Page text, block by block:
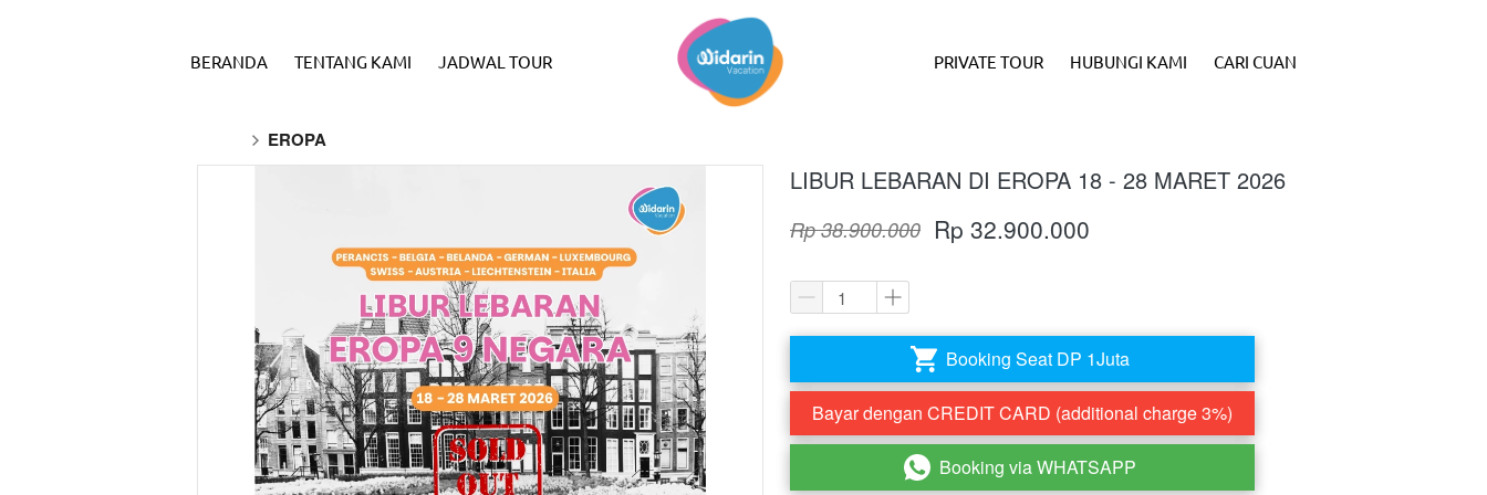
BERANDA TENTANG KAMI JADWAL TOUR PRIVATE TOUR HUBUNGI KAMI CARI CUAN
EROPA
LIBUR LEBARAN DI EROPA 18 - 28 MARET 2026
Rp 38.900.000 Rp 32.900.000
` Booking Seat DP 1Juta
`Bayar dengan CREDIT CARD (additional charge 3%)
` Booking via WHATSAPP